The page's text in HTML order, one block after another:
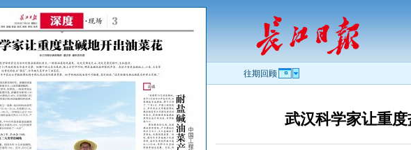
往期回顾
武汉科学家让重